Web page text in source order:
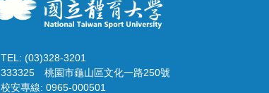
TEL: (03)328-3201
333325 桃園市龜山區文化一路250號
校安專線: 0965-000501